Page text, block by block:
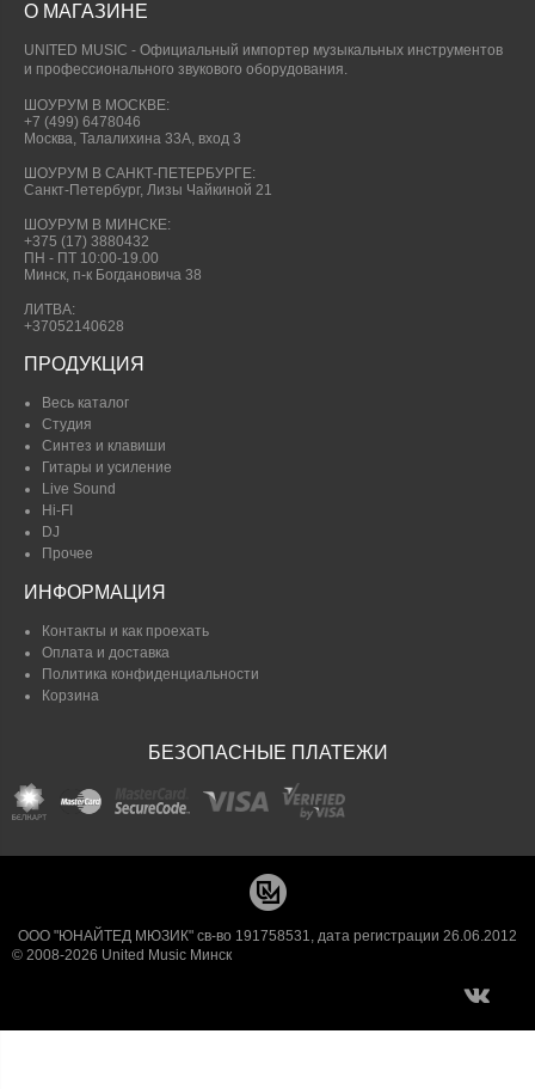
О МАГАЗИНЕ
UNITED MUSIC - Официальный импортер музыкальных инструментов
и профессионального звукового оборудования.
ШОУРУМ В МОСКВЕ:
+7 (499) 6478046
Москва, Талалихина 33А, вход 3
ШОУРУМ В САНКТ-ПЕТЕРБУРГЕ:
Санкт-Петербург, Лизы Чайкиной 21
ШОУРУМ В МИНСКЕ:
+375 (17) 3880432
ПН - ПТ 10:00-19.00
Минск, п-к Богдановича 38
ЛИТВА:
+37052140628
ПРОДУКЦИЯ
Весь каталог
Студия
Синтез и клавиши
Гитары и усиление
Live Sound
Hi-FI
DJ
Прочее
ИНФОРМАЦИЯ
Контакты и как проехать
Оплата и доставка
Политика конфиденциальности
Корзина
БЕЗОПАСНЫЕ ПЛАТЕЖИ
ООО "ЮНАЙТЕД МЮЗИК" св-во 191758531, дата регистрации 26.06.2012
© 2008-2026 United Music Минск